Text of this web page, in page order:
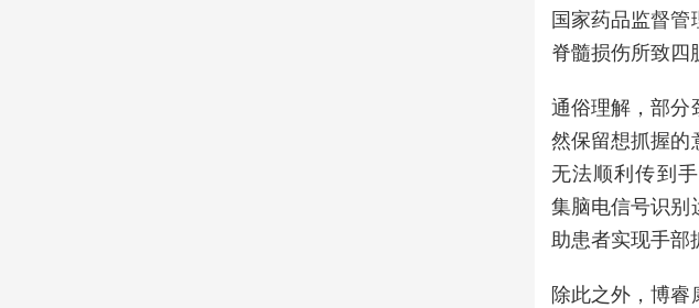
国家药品监督
脊髓损伤所致四
通俗理解，部分
然保留想抓握的
无法顺利传到
集脑电信号识别
助患者实现手部
除此之外，博睿